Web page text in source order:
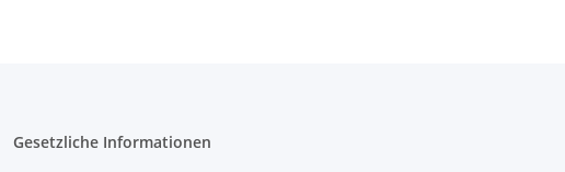
Gesetzliche Informationen